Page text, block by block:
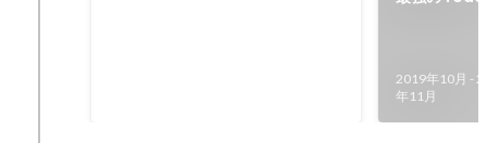
2019年10月 -
年11月